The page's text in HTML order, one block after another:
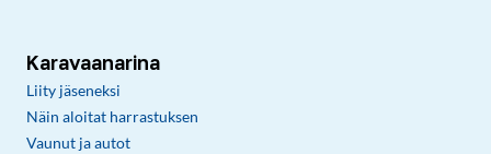
Karavaanarina
Liity jäseneksi
Näin aloitat harrastuksen
Vaunut ja autot